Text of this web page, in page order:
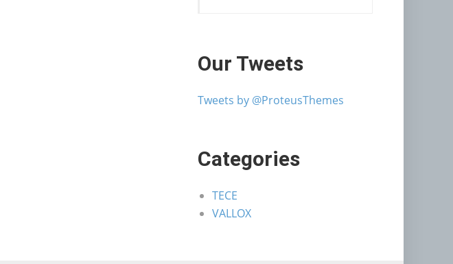
Our Tweets
Tweets by @ProteusThemes
Categories
TECE
VALLOX